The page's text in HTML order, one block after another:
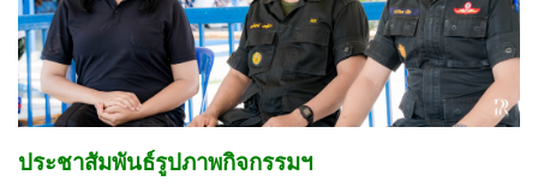
ประชาสัมพันธ์รูปภาพกิจกรรมฯ